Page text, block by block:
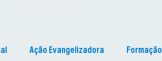
Ação Evangelizadora Formação